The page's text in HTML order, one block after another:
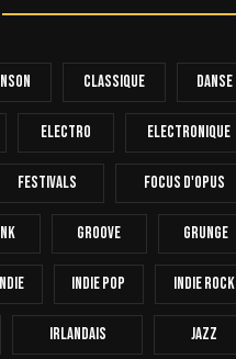
Classique Danse
Electro Electronique
Festivals Focus D'Opus
Groove Grunge
Indie Pop Indie Rock
Irlandais Jazz